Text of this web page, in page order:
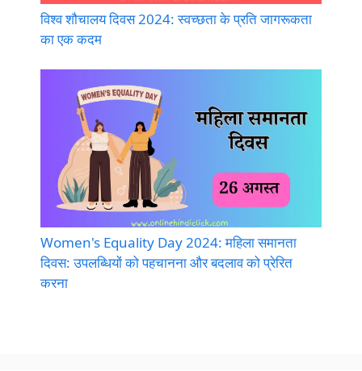
विश्व शौचालय दिवस 2024: स्वच्छता के प्रति जागरूकता
का एक कदम
Women's Equality Day 2024: महिला समानता
दिवस: उपलब्धियों को पहचानना और बदलाव को प्रेरित
करना